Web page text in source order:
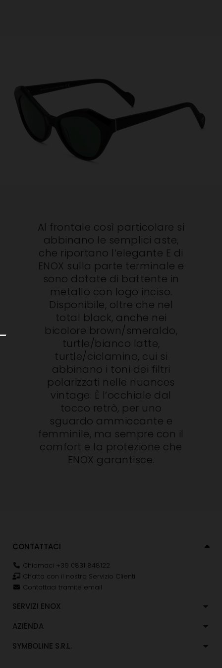
Al frontale così particolare si
abbinano le semplici aste,
che riportano l’elegante E di
ENOX sulla parte terminale e
sono dotate di battente in
metallo con logo inciso.
Disponibile, oltre che nel
total black, anche nei
bicolore brown/smeraldo,
turtle/bianco latte,
turtle/ciclamino, cui si
abbinano i toni dei filtri
polarizzati nelle nuances
vintage. È l’occhiale dal
tocco retrò, per uno
sguardo ammiccante e
femminile, ma sempre con il
comfort e la protezione che
ENOX garantisce.
CONTATTACI
Chiamaci +39 0831 848122
Chatta con il nostro Servizio Clienti
Contattaci tramite email
SERVIZI ENOX
AZIENDA
SYMBOLINE S.R.L.